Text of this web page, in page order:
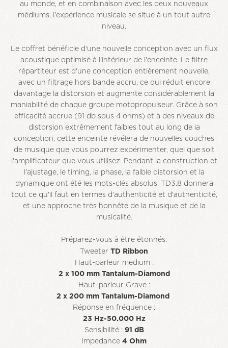
au monde, et en combinaison avec les deux nouveaux
médiums, l'expérience musicale se situe à un tout autre
niveau.
Le coffret bénéficie d'une nouvelle conception avec un flux
acoustique optimisé à l'intérieur de l'enceinte. Le filtre
répartiteur est d'une conception entièrement nouvelle,
avec un filtrage hors bande accru, ce qui réduit encore
davantage la distorsion et augmente considérablement la
maniabilité de chaque groupe motopropulseur. Grâce à son
efficacité accrue (91 db sous 4 ohms) et à des niveaux de
distorsion extrêmement faibles tout au long de la
conception, cette enceinte révélera de nouvelles couches
de musique que vous pourrez expérimenter, quel que soit
l'amplificateur que vous utilisez. Pendant la construction et
l'ajustage, le timing, la phase, la faible distorsion et la
dynamique ont été les mots-clés absolus. TD3.8 donnera
tout ce qu'il faut en termes d'authenticité et d'authenticité,
et une approche très honnête de la musique et de la
musicalité.
Préparez-vous à être étonnés.
Tweeter TD Ribbon
Haut-parleur medium :
2 x 100 mm Tantalum-Diamond
Haut-parleur Grave :
2 x 200 mm Tantalum-Diamond
Réponse en fréquence :
23 Hz-50.000 Hz
Sensibilité :91 dB
Impedance 4 Ohm